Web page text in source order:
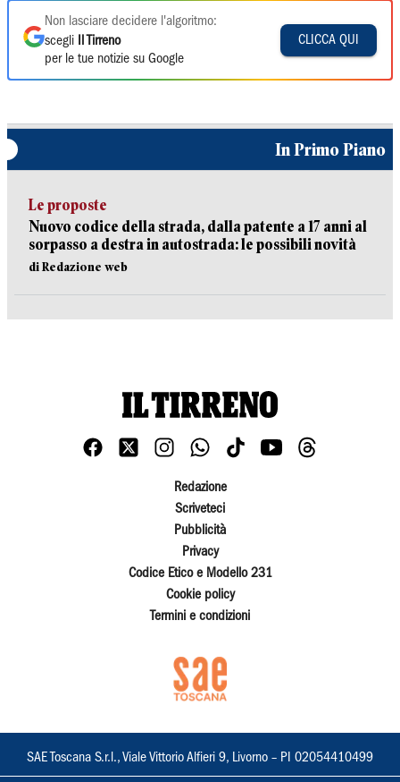
Non lasciare decidere l'algoritmo:
scegli
Il Tirreno
per le tue notizie su Google
CLICCA QUI
In Primo Piano
Le proposte
Nuovo codice della strada, dalla patente a 17 anni al
sorpasso a destra in autostrada: le possibili novità
di Redazione web
Redazione
Scriveteci
Pubblicità
Privacy
Codice Etico e Modello 231
Cookie policy
Termini e condizioni
SAE Toscana S.r.l., Viale Vittorio Alfieri 9, Livorno – PI 02054410499